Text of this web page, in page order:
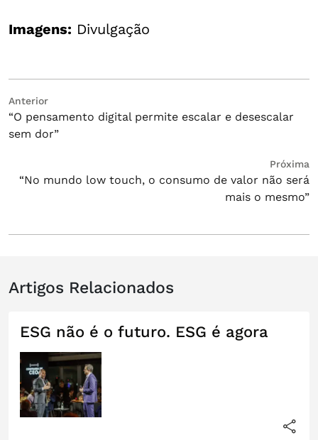
Imagens: Divulgação
Navegação
de
Anterior
Post
anterior:
“O pensamento digital permite escalar e desescalar
sem dor”
Próxima
post:
“No mundo low touch, o consumo de valor não será
mais o mesmo”
Artigos Relacionados
ESG não é o futuro. ESG é agora